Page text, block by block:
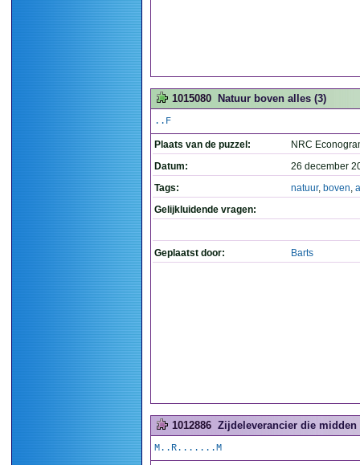
1015080 Natuur boven alles (3)
..F
Plaats van de puzzel:
NRC
Datum:
26 december
Tags:
natuur, boven,
Gelijkluidende vragen:
Geplaatst door: Barts
1012886 Zijdeleverancier die midden
M..R.......M